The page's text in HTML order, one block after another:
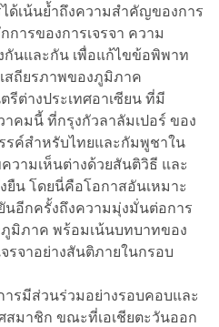
ด้เน้นย้ำถึงความสำคัญของการ
ารของการเจรจา ความ
กันและกัน เพื่อแก้ไขข้อพิพาท
สถียรภาพของภูมิภาค
รีต่างประเทศอาเซียน ที่มี
คมนี้ ที่กรุงกัวลาลัมเปอร์ ของ
รรค์สำหรับไทยและกัมพูชาใน
วามเห็นต่างด้วยสันติวิธี และ
ยืน โดยนี่คือโอกาสอันเหมาะ
นอีกครั้งถึงความมุ่งมั่นต่อการ
มิภาค พร้อมเน้นบทบาทของ
จรจาอย่างสันติภายในกรอบ
ารมีส่วนร่วมอย่างรอบคอบและ
สมาชิก ขณะที่เอเชียตะวันออก